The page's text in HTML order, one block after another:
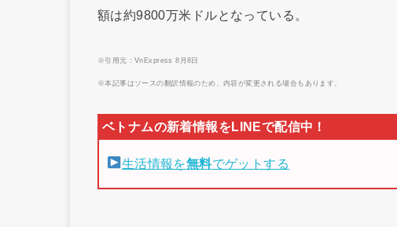
額は約9800万米ドルとなっている。
※引用元：VnExpress 8月8日
※本記事はソースの翻訳情報のため、内容が変更される場合もあります。
生活情報を無料でゲットする